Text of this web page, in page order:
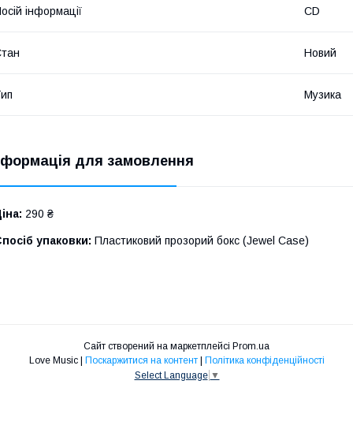
інформації CD
Новий
Музика
для замовлення
290 ₴
упаковки: Пластиковий прозорий бокс (Jewel Case)
Сайт створений на маркетплейсі Prom.ua
Поскаржитися на контент
Політика конфіденційності
Select Language ▼